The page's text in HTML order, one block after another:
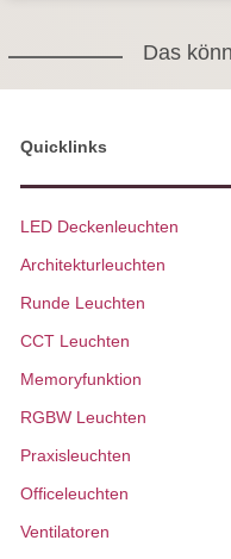
Das
Quicklinks
LED Deckenleuchten
Architekturleuchten
Runde Leuchten
CCT Leuchten
Memoryfunktion
RGBW Leuchten
Praxisleuchten
Officeleuchten
Ventilatoren